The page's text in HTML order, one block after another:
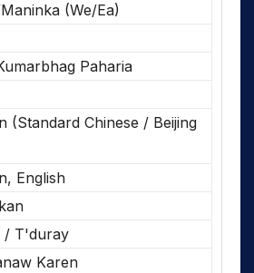
(We/Ea)
Paharia
(Standard Chinese / Beijing
English
/ T'duray
Karen